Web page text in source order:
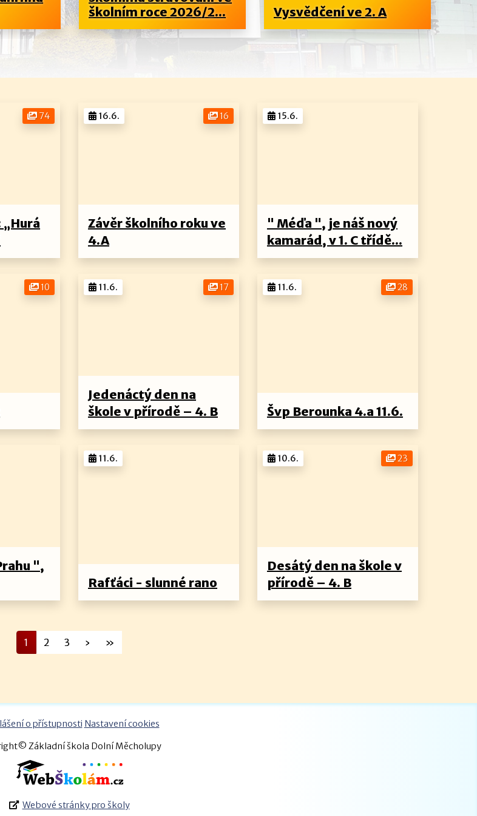
školním roce 2026/2...
Vysvědčení ve 2. A
74
Závěr školního roku ve
4.A
16
16.6.
" Méďa ", je náš nový
kamarád, v 1. C třídě...
15.6.
10
Jedenáctý den na
škole v přírodě – 4. B
17
11.6.
Švp Berounka 4.a 11.6.
28
11.6.
",
Rafťáci - slunné rano
11.6.
Desátý den na škole v
přírodě – 4. B
23
10.6.
1 2 3 › »
o přístupnosti Nastavení cookies
Základní škola Dolní Měcholupy
Webové stránky pro školy